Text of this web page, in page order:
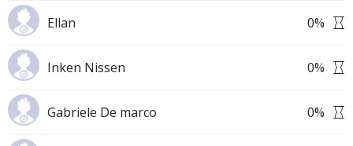
Ellan 0%
Inken Nissen 0%
Gabriele De marco 0%